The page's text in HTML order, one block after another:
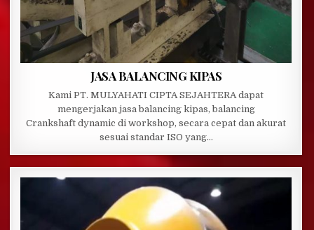
JASA BALANCING KIPAS
Kami PT. MULYAHATI CIPTA SEJAHTERA dapat
mengerjakan jasa balancing kipas, balancing
Crankshaft dynamic di workshop, secara cepat dan akurat
sesuai standar ISO yang…